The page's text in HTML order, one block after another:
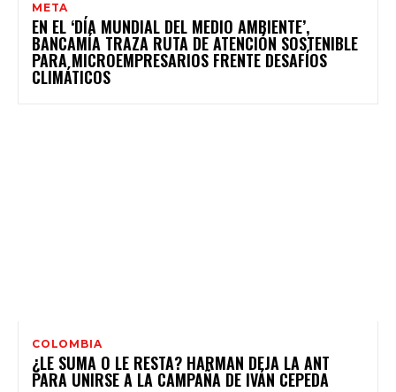
META
EN EL ‘DÍA MUNDIAL DEL MEDIO AMBIENTE’,
BANCAMÍA TRAZA RUTA DE ATENCIÓN SOSTENIBLE
PARA MICROEMPRESARIOS FRENTE DESAFÍOS
CLIMÁTICOS
COLOMBIA
¿LE SUMA O LE RESTA? HARMAN DEJA LA ANT
PARA UNIRSE A LA CAMPAÑA DE IVÁN CEPEDA